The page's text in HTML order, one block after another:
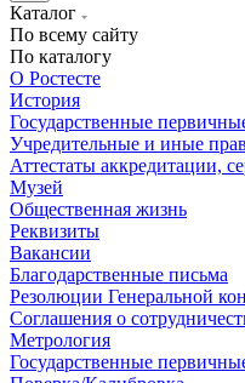
Каталог
По всему сайту
По каталогу
О Ростесте
История
Государственные
Учредительные и иные
Аттестаты аккредитации,
Музей
Общественная жизнь
Реквизиты
Вакансии
Благодарственные письма
Резолюции Генеральной
Соглашения о
Метрология
Государственные